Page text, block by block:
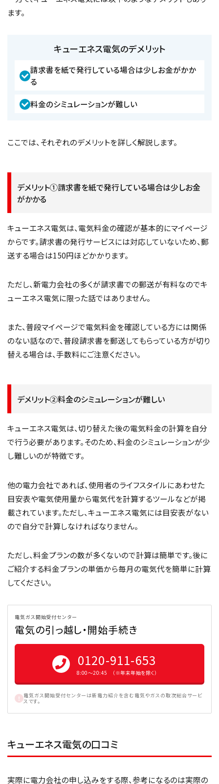
ます。
キューエネス電気のデメリット
請求書を紙で発行している場合は少しお金がかか
る
料金のシミュレーションが難しい
ここでは、それぞれのデメリットを詳しく解説します。
デメリット①請求書を紙で発行している場合は少しお金
がかかる
キューエネス電気は、電気料金の確認が基本的にマイページ
からです。請求書の発行サービスには対応していないため、郵
送する場合は150円ほどかかります。
ただし、新電力会社の多くが請求書での郵送が有料なのでキ
ューエネス電気に限った話ではありません。
また、普段マイページで電気料金を確認している方には関係
のない話なので、普段請求書を郵送してもらっている方が切り
替える場合は、手数料にご注意ください。
デメリット②料金のシミュレーションが難しい
キューエネス電気は、切り替えた後の電気料金の計算を自分
で行う必要があります。そのため、料金のシミュレーションが少
し難しいのが特徴です。
他の電力会社であれば、使用者のライフスタイルにあわせた
目安表や電気使用量から電気代を計算するツールなどが掲
載されています。ただし、キューエネス電気には目安表がない
ので自分で計算しなければなりません。
ただし、料金プランの数が多くないので計算は簡単です。後に
ご紹介する料金プランの単価から毎月の電気代を簡単に計算
してください。
電気ガス開始受付センター
電気の引っ越し・開始手続き
0120-911-653
8:00〜20:45 （※年末年始を除く）
電気ガス開始受付センターは新電力紹介を含む電気やガスの取次総合サービ
スです。
キューエネス電気の口コミ
実際に電力会社の申し込みをする際、参考になるのは実際の